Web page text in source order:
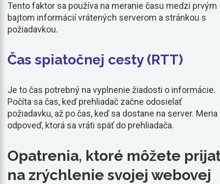
Tento faktor sa používa na meranie času medzi prvým
bajtom informácií vrátených serverom a stránkou s
požiadavkou.
Čas spiatočnej cesty (RTT)
Je to čas potrebný na vyplnenie žiadosti o informácie.
Počíta sa čas, keď prehliadač začne odosielať
požiadavku, až po čas, keď sa dostane na server. Meria
odpoveď, ktorá sa vráti späť do prehliadača.
Opatrenia, ktoré môžete
na zrýchlenie svojej webovej